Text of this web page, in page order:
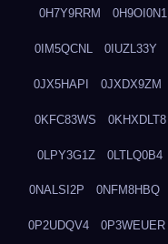
0H7Y9RRM 0H9OI0N1
0IM5QCNL 0IUZL33Y
0JX5HAPI 0JXDX9ZM
0KFC83WS 0KHXDLT8
0LPY3G1Z 0LTLQ0B4
0NALSI2P 0NFM8HBQ
0P2UDQV4 0P3WEUER